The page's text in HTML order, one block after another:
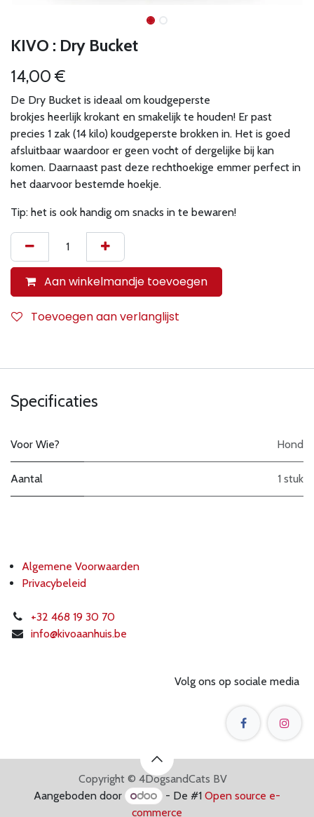
KIVO : Dry Bucket
14,00 €
De Dry Bucket is ideaal om koudgeperste
brokjes heerlijk krokant en smakelijk te houden! Er past
precies 1 zak (14 kilo) koudgeperste brokken in. Het is goed
afsluitbaar waardoor er geen vocht of dergelijke bij kan
komen. Daarnaast past deze rechthoekige emmer perfect in
het daarvoor bestemde hoekje.
Tip: het is ook handig om snacks in te bewaren!
Aan winkelmandje toevoegen
Toevoegen aan verlanglijst
Specificaties
Voor Wie? Hond
Aantal 1 stuk
Algemene Voorwaarden
Privacybeleid
+32 468 19 30 70
info@kivoaanhuis.be
Volg ons op sociale media
Copyright © 4DogsandCats BV
Aangeboden door
- De #1Open source e-
commerce